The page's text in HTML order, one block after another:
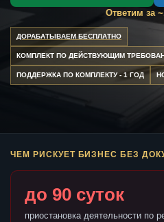
Ответим за
ДОРАБАТЫВАЕМ БЕСПЛАТНО
КОМПЛЕКТ ПО ДЕЙСТВУЮЩИМ
ПОДДЕРЖКА ПО КОМПЛЕКТУ - 1 ГОД
ЧЕМ РИСКУЕТ БИЗНЕС БЕЗ
до 90 суток
приостановка деятельности по